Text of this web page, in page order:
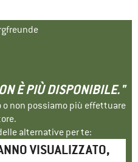
È PIÙ DISPONIBILE."
non possiamo più effettuare
alternative per te:
VISUALIZZATO,